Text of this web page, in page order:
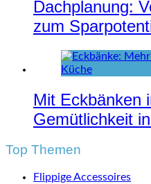
Dachplanung:
zum
Mit Eckbänken
Gemütlichkeit
Top Themen
Flippige Accessoires